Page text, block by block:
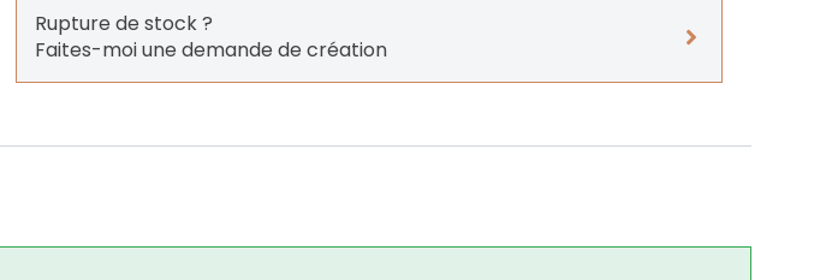
Rupture de stock ?
Faites-moi une demande de création